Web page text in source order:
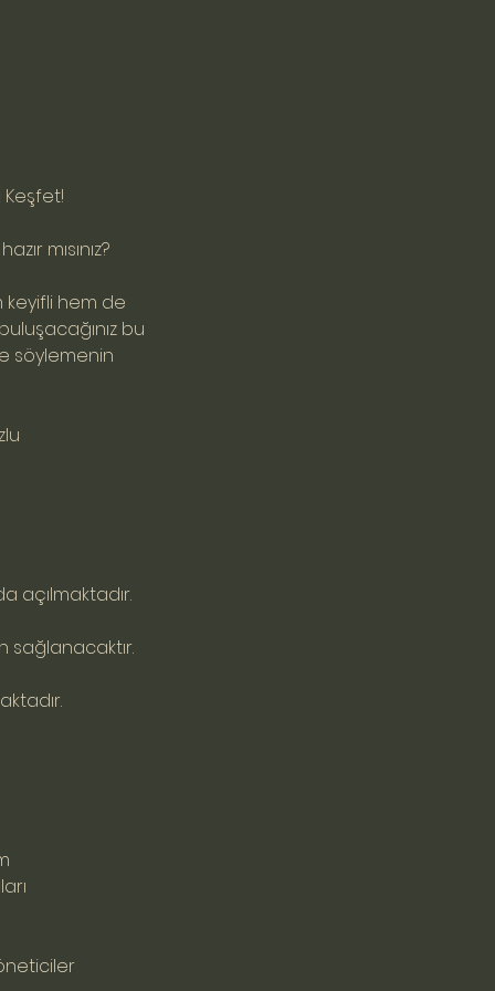
Keşfet!
mısınız?
keyifli hem de
bu
söylemenin
açılmaktadır.
sağlanacaktır.